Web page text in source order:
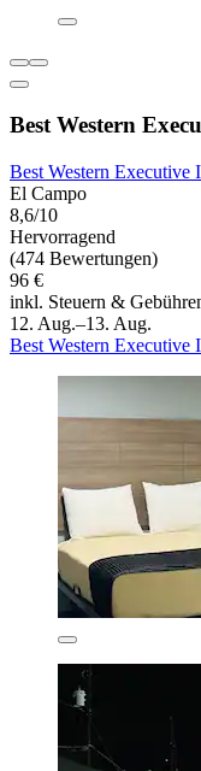
Best Western
Best Western Executive
El Campo
8,6/10
Hervorragend
(474 Bewertungen)
96 €
inkl. Steuern &
12. Aug.–13. Aug.
Best Western Executive